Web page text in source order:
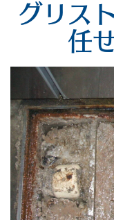
グリス
任